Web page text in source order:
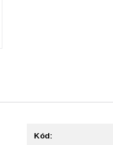
Kód: